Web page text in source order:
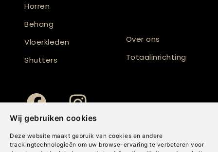
Wij gebruiken cookies
Deze website maakt gebruik van cookies en andere
trackingtechnologieën om uw browse-ervaring te verbeteren voor
Horren
Behang
Vloerkleden
Shutters
Over ons
Totaalinrichting